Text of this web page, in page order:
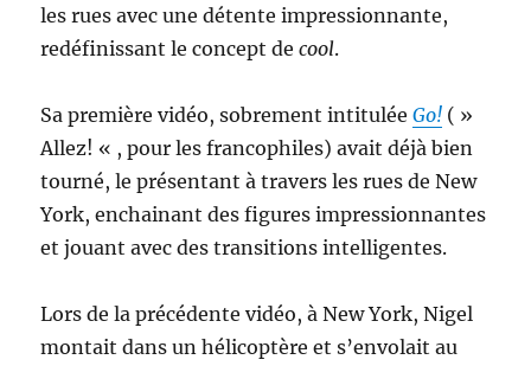
les rues avec une détente impressionnante,
redéfinissant le concept decool.
Sa première vidéo, sobrement intituléeGo! ( »
Allez! « , pour les francophiles) avait déjà bien
tourné, le présentant à travers les rues de New
York, enchainant des figures impressionnantes
et jouant avec des transitions intelligentes.
Lors de la précédente vidéo, à New York, Nigel
montait dans un hélicoptère et s’envolait au